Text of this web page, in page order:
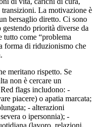
La motivazione è
bersaglio diretto. Ci sono
priorità diverse da
tutto come “problema
forma di riduzionismo che
meritano rispetto. Se
non è cercare un
flags includono: -
piacere) o apatia marcata;
- alterazioni
o ipersonnia); -
(lavoro, relazioni,